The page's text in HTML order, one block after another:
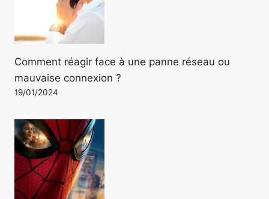
Comment réagir face à une panne réseau ou
mauvaise connexion ?
19/01/2024